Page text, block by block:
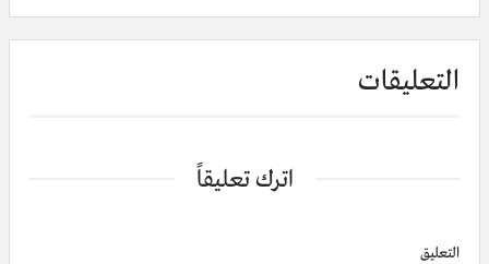
التعليقات
اترك تعليقاً
التعليق